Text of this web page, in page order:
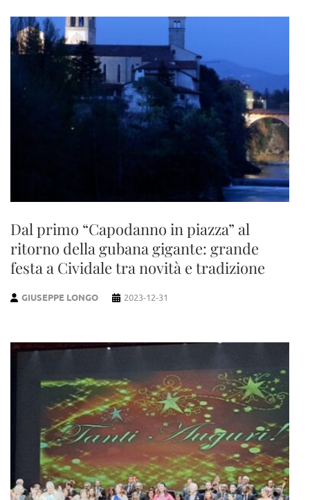
Dal primo “Capodanno in piazza” al
ritorno della gubana gigante: grande
festa a Cividale tra novità e tradizione
GIUSEPPE LONGO 2023-12-31